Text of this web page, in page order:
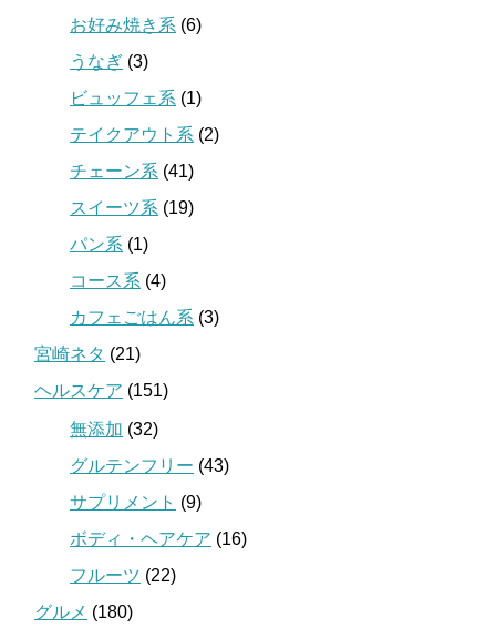
お好み焼き系 (6)
うなぎ (3)
ビュッフェ系 (1)
テイクアウト系 (2)
チェーン系 (41)
スイーツ系 (19)
パン系 (1)
コース系 (4)
カフェごはん系 (3)
宮崎ネタ (21)
ヘルスケア (151)
無添加 (32)
グルテンフリー (43)
サプリメント (9)
ボディ・ヘアケア (16)
フルーツ (22)
グルメ (180)